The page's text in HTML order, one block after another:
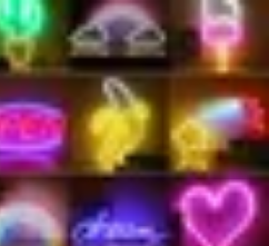
y BienestarNutrición
Bienestar